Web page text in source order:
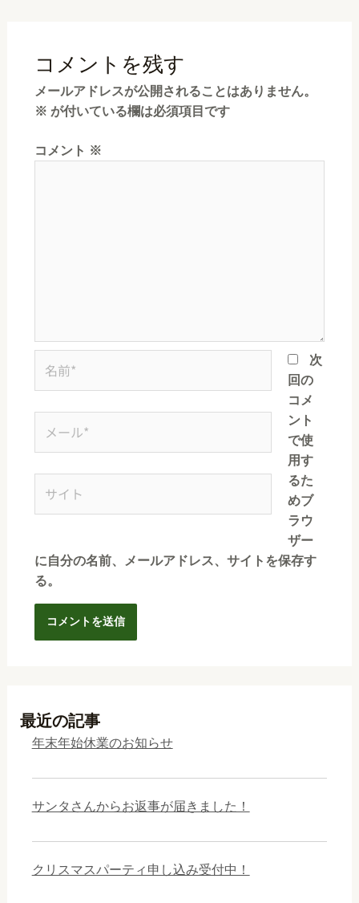
コメントを残す
メールアドレスが公開されることはありません。
※ が付いている欄は必須項目です
コメント ※
次
回の
コメ
ント
で使
用す
るた
めブ
ラウ
ザー
に自分の名前、メールアドレス、サイトを保存す
る。
最近の記事
年末年始休業のお知らせ
サンタさんからお返事が届きました！
クリスマスパーティ申し込み受付中！